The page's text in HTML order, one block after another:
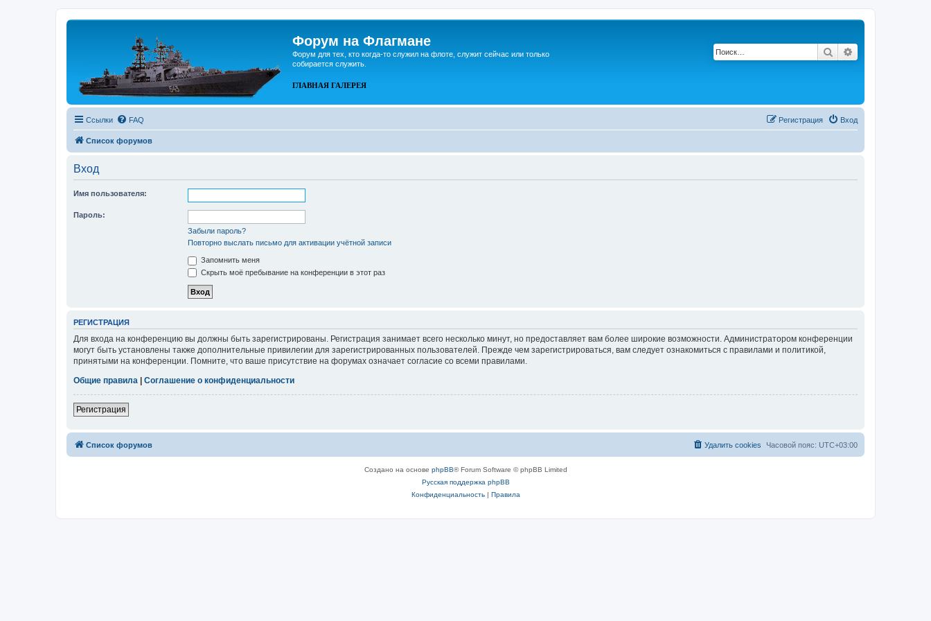
Форум на Флагмане
Форум для тех, кто когда-то служил на флоте, служит сейчас или только
собирается служить.
ГЛАВНАЯ ГАЛЕРЕЯ
Поиск
Ссылки FAQ Вход
Регистрация
Список форумов
Вход
Имя пользователя:
Пароль:
Забыли пароль?
Повторно выслать письмо для активации учётной записи
Запомнить меня
Скрыть моё пребывание на конференции в этот раз
РЕГИСТРАЦИЯ
Для входа на конференцию вы должны быть зарегистрированы. Регистрация занимает всего несколько минут, но предоставляет вам более широкие возможности. Администратором конференции
могут быть установлены также дополнительные привилегии для зарегистрированных пользователей. Прежде чем зарегистрироваться, вам следует ознакомиться с правилами и политикой,
принятыми на конференции. Помните, что ваше присутствие на форумах означает согласие со всеми правилами.
Общие правила | Соглашение о конфиденциальности
Регистрация
Список форумов Часовой пояс: UTC+03:00
Удалить cookies
Создано на основе phpBB® Forum Software © phpBB Limited
Русская поддержка phpBB
Конфиденциальность| Правила